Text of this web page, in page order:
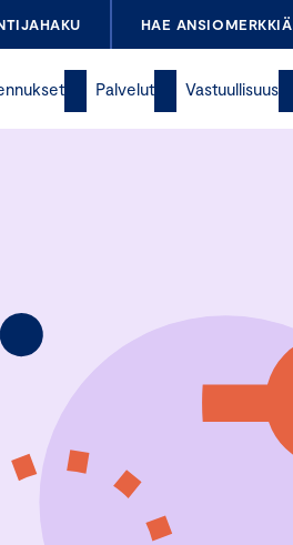
HAE ANSIOMERKKIÄ
Palvelut Vastuullisuus